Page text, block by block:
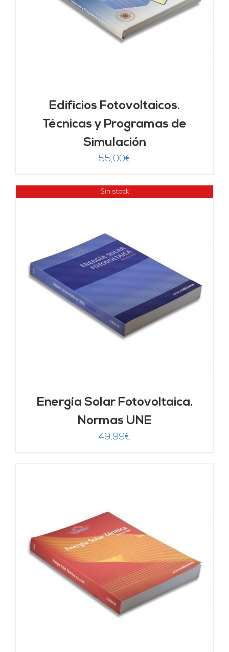
Edificios Fotovoltaicos.
Técnicas y Programas de
Simulación
55,00€
Sin stock
Energía Solar Fotovoltaica.
Normas UNE
49,99€